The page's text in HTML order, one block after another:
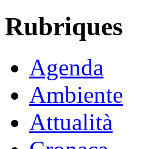
Rubriques
Agenda
Ambiente
Attualità